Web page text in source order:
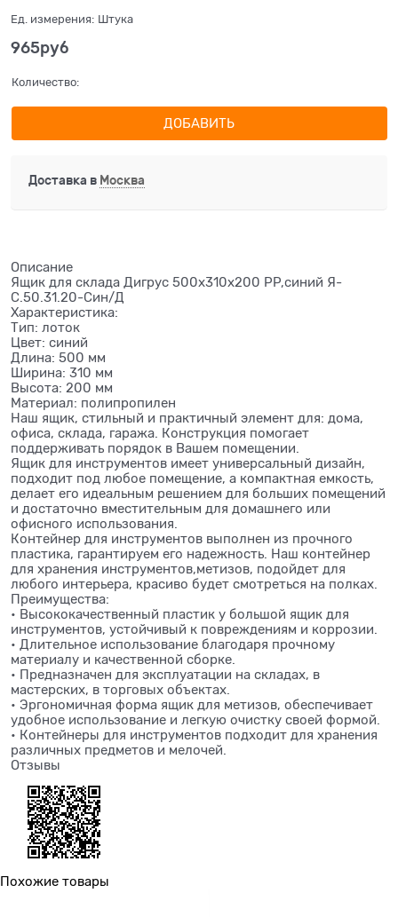
Ед. измерения: Штука
965руб
Количество:
ДОБАВИТЬ
Доставка в Москва
Описание
Ящик для склада Дигрус 500х310х200 PP,синий Я-
С.50.31.20-Син/Д
Характеристика:
Тип: лоток
Цвет: синий
Длина: 500 мм
Ширина: 310 мм
Высота: 200 мм
Материал: полипропилен
Наш ящик, стильный и практичный элемент для: дома,
офиса, склада, гаража. Конструкция помогает
поддерживать порядок в Вашем помещении.
Ящик для инструментов имеет универсальный дизайн,
подходит под любое помещение, а компактная емкость,
делает его идеальным решением для больших помещений
и достаточно вместительным для домашнего или
офисного использования.
Контейнер для инструментов выполнен из прочного
пластика, гарантируем его надежность. Наш контейнер
для хранения инструментов,метизов, подойдет для
любого интерьера, красиво будет смотреться на полках.
Преимущества:
• Высококачественный пластик у большой ящик для
инструментов, устойчивый к повреждениям и коррозии.
• Длительное использование благодаря прочному
материалу и качественной сборке.
• Предназначен для эксплуатации на складах, в
мастерских, в торговых объектах.
• Эргономичная форма ящик для метизов, обеспечивает
удобное использование и легкую очистку своей формой.
• Контейнеры для инструментов подходит для хранения
различных предметов и мелочей.
Отзывы
Похожие товары